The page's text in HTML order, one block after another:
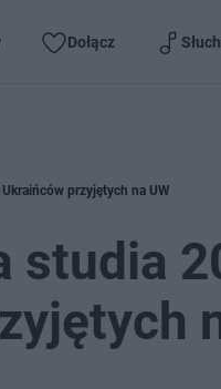
Dołącz
przyjętych na UW
studia